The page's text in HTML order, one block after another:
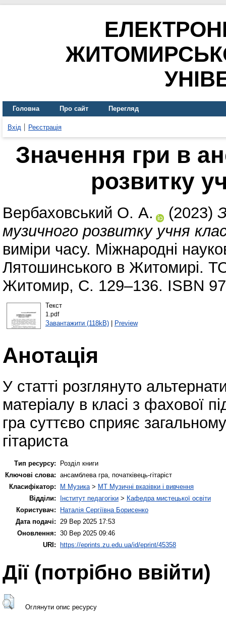
Головна Про сайт Перегляд
Вхід Реєстрація
Значення гри в
розвитку
Вербаховський О. А. (2023)
музичного розвитку учня
виміри часу. Міжнародні
Лятошинського в Житомирі.
Житомир, С. 129–136. ISBN
Текст
1.pdf
Завантажити (118kB)| Preview
Анотація
У статті розглянуто
матеріалу в класі з фахової
гра суттєво сприяє
гітариста
Тип ресурсу:
Розділ книги
Ключові слова: ансамблева гра, початківець-гітаріст
Класифікатор:
M Музика > MT Музичні вказівки і вивчення
Відділи:
Інститут педагогіки > Кафедра мистецької освіти
Користувач:
Наталія Сергіївна Борисенко
Дата подачі:
29 Вер 2025 17:53
Оновлення: 30 Вер 2025 09:46
URI: https://eprints.zu.edu.ua/id/eprint/45358
Дії ​​(потрібно ввійти)
Оглянути опис ресурсу